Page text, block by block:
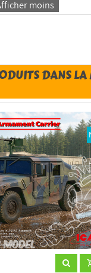
moins
DANS LA